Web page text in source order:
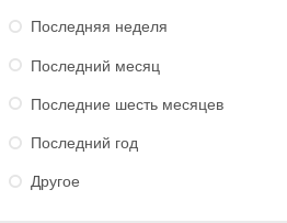
Последняя неделя
Последний месяц
Последние шесть месяцев
Последний год
Другое